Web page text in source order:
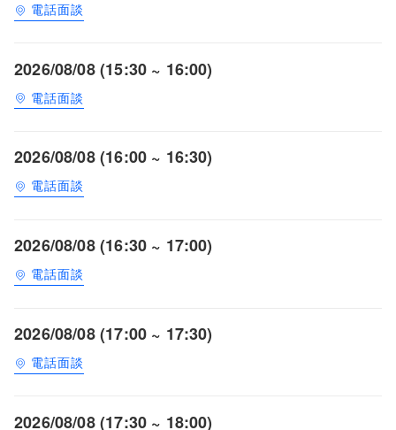
電話面談
2026/08/08 (15:30 ~ 16:00)
電話面談
2026/08/08 (16:00 ~ 16:30)
電話面談
2026/08/08 (16:30 ~ 17:00)
電話面談
2026/08/08 (17:00 ~ 17:30)
電話面談
2026/08/08 (17:30 ~ 18:00)